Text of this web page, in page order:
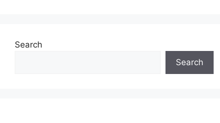
Search
Search